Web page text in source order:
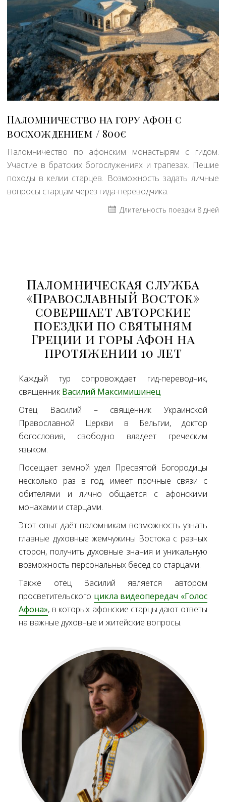
Паломничество на гору Афон c
восхождением
800€
Паломничество по афонским монастырям с гидом.
Участие в братских богослужениях и трапезах. Пешие
походы в келии старцев. Возможность задать личные
вопросы старцам через гида-переводчика.
Длительность поездки 8 дней
Паломническая служба
«Православный Восток»
совершает авторские
поездки по святыням
Греции и горы Афон на
протяжении 10 лет
Каждый тур сопровождает гид-переводчик,
священник Василий Максимишинец
Отец Василий – священник Украинской
Православной Церкви в Бельгии, доктор
богословия, свободно владеет греческим
языком.
Посещает земной удел Пресвятой Богородицы
несколько раз в год, имеет прочные связи с
обителями и лично общается с афонскими
монахами и старцами.
Этот опыт даёт паломникам возможность узнать
главные духовные жемчужины Востока с разных
сторон, получить духовные знания и уникальную
возможность персональных бесед со старцами.
Также отец Василий является автором
просветительского цикла видеопередач «Голос
Афона», в которых афонские старцы дают ответы
на важные духовные и житейские вопросы.